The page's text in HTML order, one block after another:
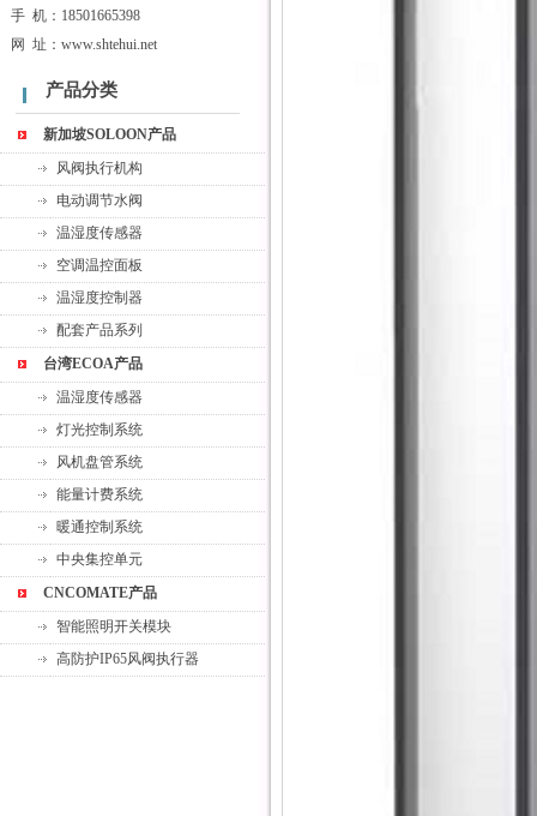
手 机：18501665398
网 址： www.shtehui.net
产品分类
新加坡SOLOON产品
风阀执行机构
电动调节水阀
温湿度传感器
空调温控面板
温湿度控制器
配套产品系列
台湾ECOA产品
温湿度传感器
灯光控制系统
风机盘管系统
能量计费系统
暖通控制系统
中央集控单元
CNCOMATE产品
智能照明开关模块
高防护IP65风阀执行器